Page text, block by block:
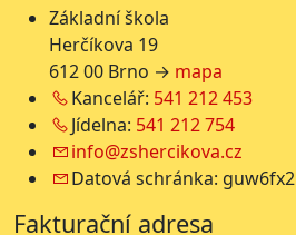
Základní škola
Herčíkova 19
612 00 Brno → mapa
Kancelář: 541 212 453
Jídelna: 541 212 754
info@zshercikova.cz
Datová schránka: guw6fx2
Fakturační adresa